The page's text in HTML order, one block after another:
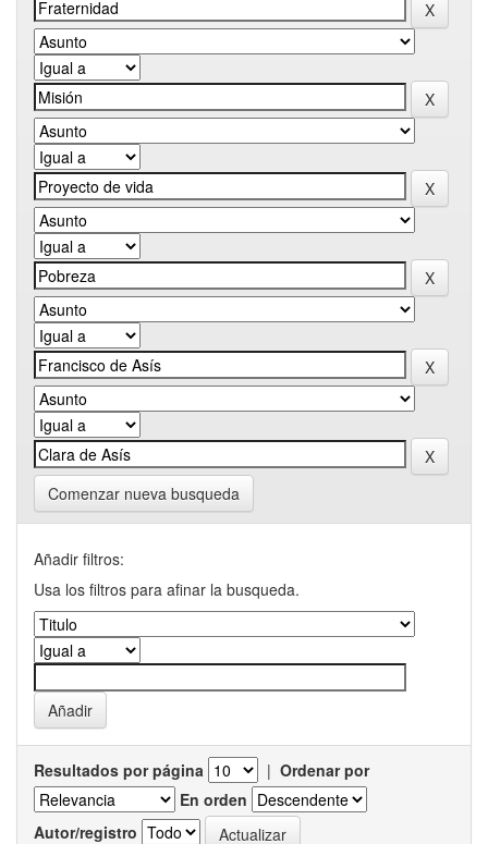
Comenzar nueva busqueda
Añadir filtros:
Usa los filtros para afinar la busqueda.
Resultados por página | Ordenar por
En orden
Autor/registro